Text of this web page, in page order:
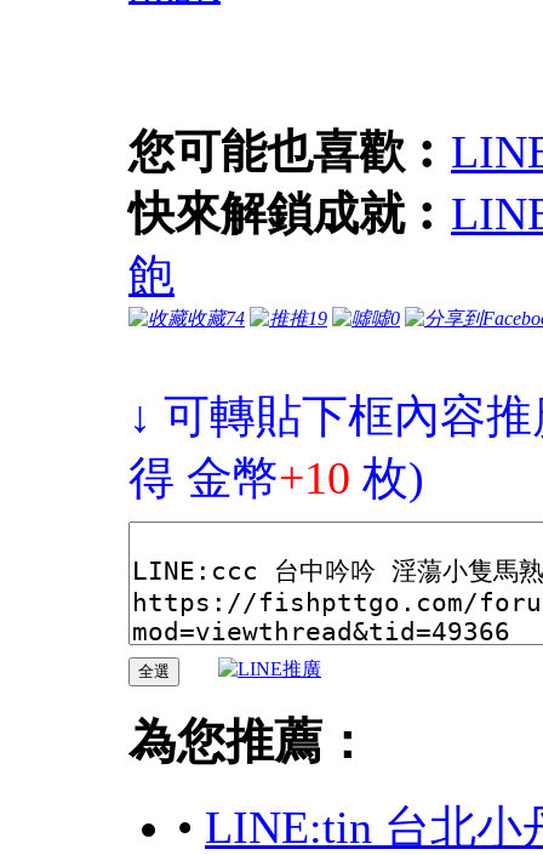
您可能也喜歡︰
快來解鎖成就︰
飽
收藏74 推19 噓0
↓ 可轉貼下框內容
得 金幣+10 枚)
為您推薦：
• LINE:tin 台北小